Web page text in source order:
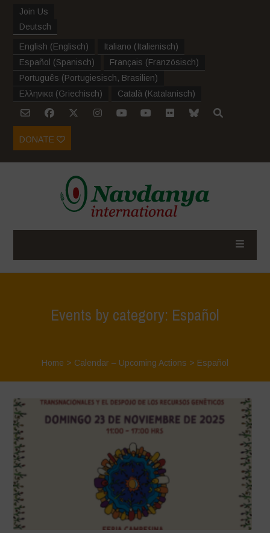
Join Us
Deutsch
English (Englisch) Italiano (Italienisch)
Español (Spanisch) Français (Französisch)
Português (Portugiesisch, Brasilien)
Ελληνικα (Griechisch) Català (Katalanisch)
DONATE
Events by category: Español
Home > Calendar – Upcoming Actions > Español